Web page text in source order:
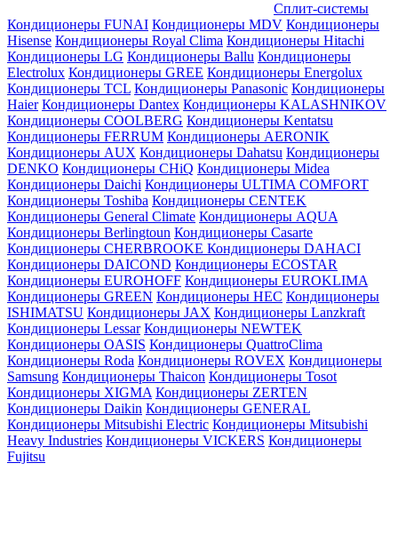
Сплит-системы
Кондиционеры FUNAI Кондиционеры MDV Кондиционеры
Hisense Кондиционеры Royal Clima Кондиционеры Hitachi
Кондиционеры LG Кондиционеры Ballu Кондиционеры
Electrolux Кондиционеры GREE Кондиционеры Energolux
Кондиционеры TCL Кондиционеры Panasonic Кондиционеры
Haier Кондиционеры Dantex Кондиционеры KALASHNIKOV
Кондиционеры СOOLBERG Кондиционеры Kentatsu
Кондиционеры FERRUM Кондиционеры AERONIK
Кондиционеры AUX Кондиционеры Dahatsu Кондиционеры
DENKO Кондиционеры CHiQ Кондиционеры Midea
Кондиционеры Daichi Кондиционеры ULTIMA COMFORT
Кондиционеры Toshiba Кондиционеры CENTEK
Кондиционеры General Climate Кондиционеры AQUA
Кондиционеры Berlingtoun Кондиционеры Casarte
Кондиционеры CHERBROOKE Кондиционеры DAHACI
Кондиционеры DAICOND Кондиционеры ECOSTAR
Кондиционеры EUROHOFF Кондиционеры EUROKLIMA
Кондиционеры GREEN Кондиционеры HEC Кондиционеры
ISHIMATSU Кондиционеры JAX Кондиционеры Lanzkraft
Кондиционеры Lessar Кондиционеры NEWTEK
Кондиционеры OASIS Кондиционеры QuattroClima
Кондиционеры Roda Кондиционеры ROVEX Кондиционеры
Samsung Кондиционеры Thaicon Кондиционеры Tosot
Кондиционеры XIGMA Кондиционеры ZERTEN
Кондиционеры Daikin Кондиционеры GENERAL
Кондиционеры Mitsubishi Electric Кондиционеры Mitsubishi
Heavy Industries Кондиционеры VICKERS Кондиционеры
Fujitsu